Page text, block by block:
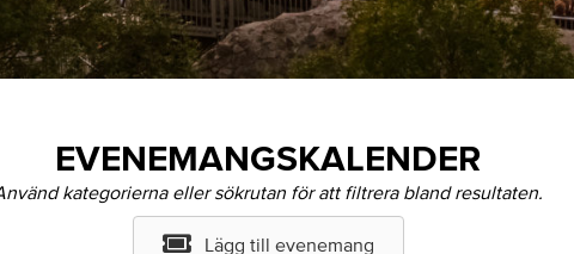
EVENEMANGSKALENDER
kategorierna eller sökrutan för att filtrera bland resultaten.
Lägg till evenemang